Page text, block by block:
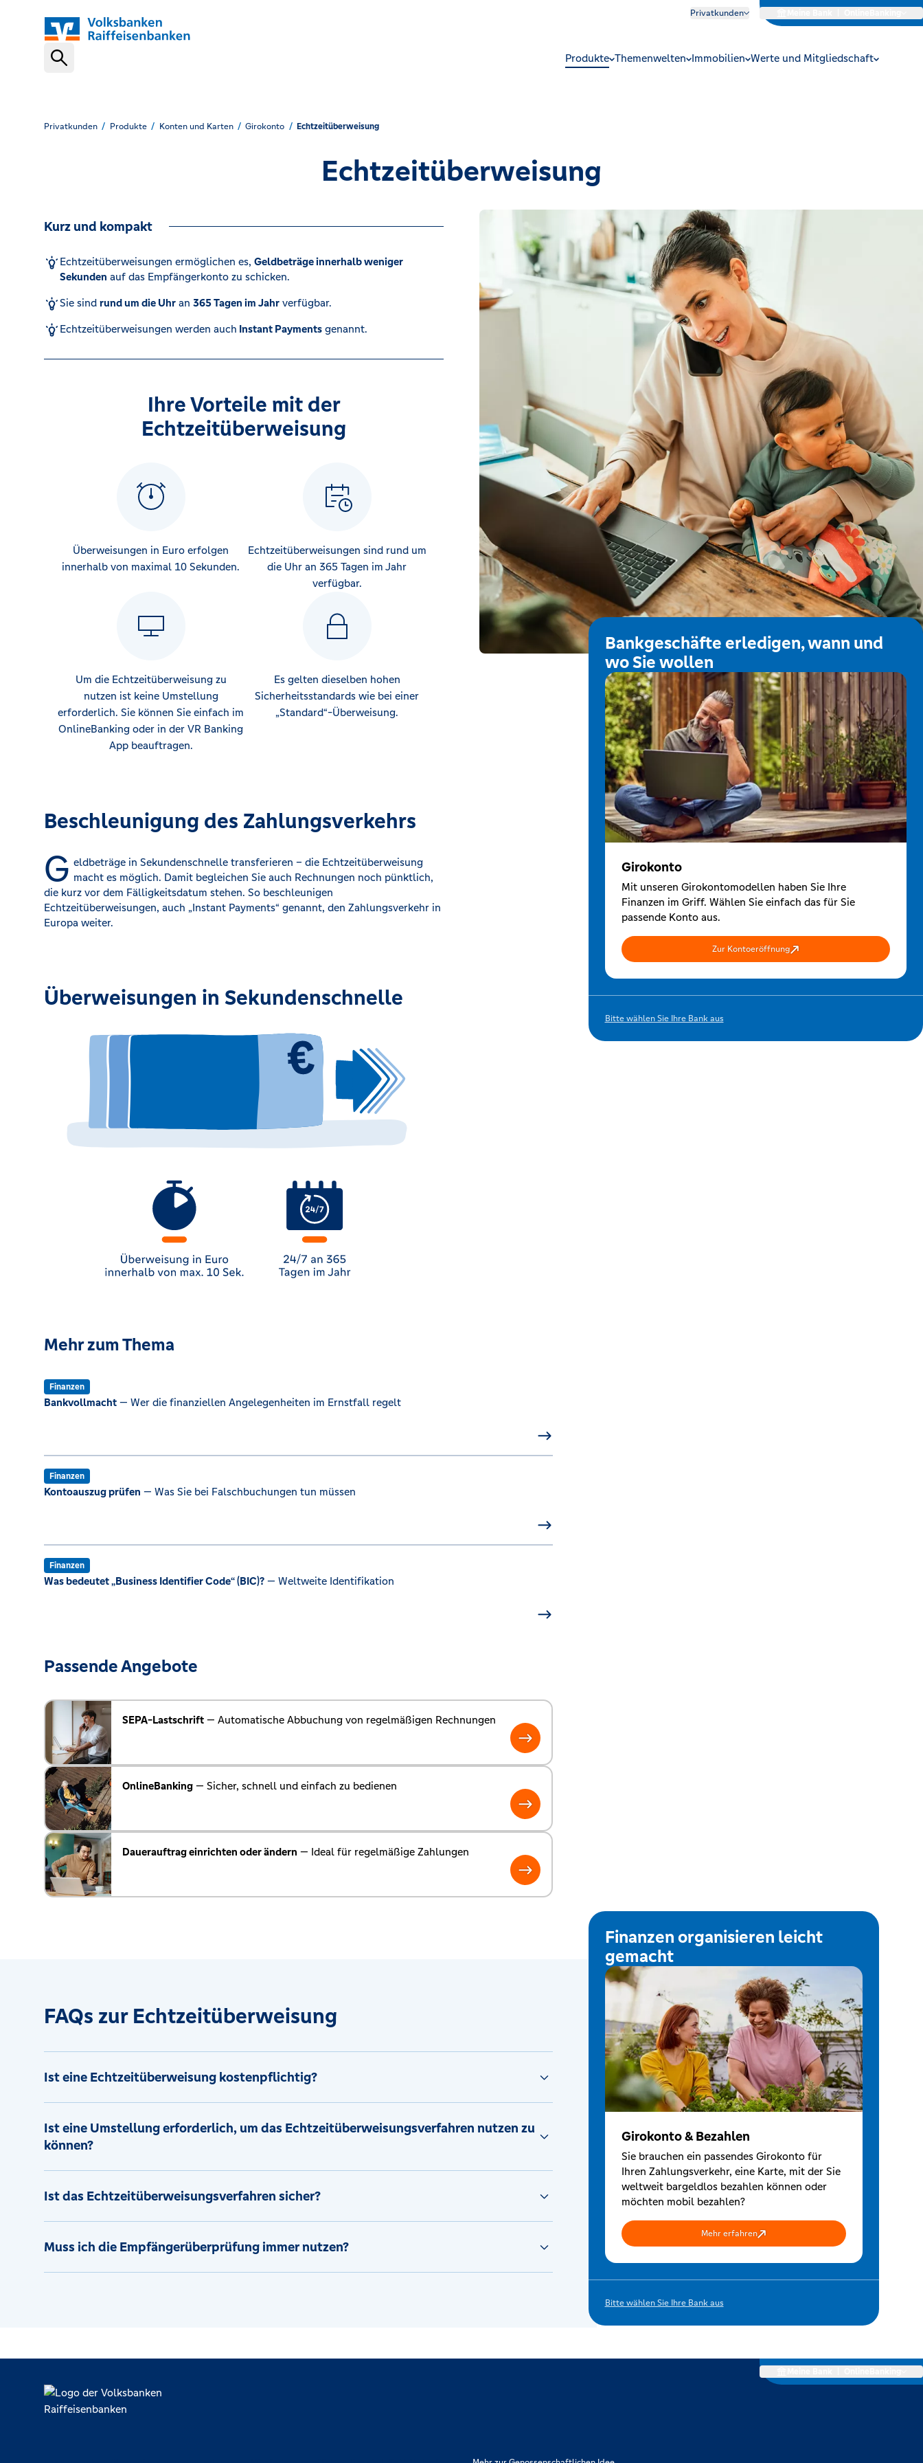
Privatkunden
VR Banking App
Karte sperren (116 116)
Produkte Themenwelten Immobilien Werte und Mitgliedschaft
Privatkunden Produkte Konten und Karten Girokonto Echtzeitüberweisung
Echtzeitüberweisung
Kurz und kompakt
Echtzeitüberweisungen ermöglichen es,Geldbeträge innerhalb weniger
Sekunden auf das Empfängerkonto zu schicken.
Sie sindrund um die Uhr an365 Tagen im Jahr verfügbar.
Echtzeitüberweisungen werden auch Instant Payments genannt.
Bankgeschäfte erledigen, wann und
wo Sie wollen
Girokonto
Mit unseren Girokontomodellen haben Sie Ihre
Finanzen im Griff. Wählen Sie einfach das für Sie
passende Konto aus.
Zur Kontoeröffnung
Bitte wählen Sie Ihre Bank aus
Ihre Vorteile mit der
Echtzeitüberweisung
Überweisungen in Euro erfolgen
innerhalb von maximal 10 Sekunden.
Echtzeitüberweisungen sind rund um
die Uhr an 365 Tagen im Jahr
verfügbar.
Um die Echtzeitüberweisung zu
nutzen ist keine Umstellung
erforderlich. Sie können Sie einfach im
OnlineBanking oder in der VR Banking
App beauftragen.
Es gelten dieselben hohen
Sicherheitsstandards wie bei einer
„Standard“-Überweisung.
Beschleunigung des Zahlungsverkehrs
G eldbeträge in Sekundenschnelle transferieren – die Echtzeitüberweisung
macht es möglich. Damit begleichen Sie auch Rechnungen noch pünktlich,
die kurz vor dem Fälligkeitsdatum stehen. So beschleunigen
Echtzeitüberweisungen, auch „Instant Payments“ genannt, den Zahlungsverkehr in
Europa weiter.
Überweisungen in Sekundenschnelle
Mehr zum Thema
Finanzen
Bankvollmacht — Wer die finanziellen Angelegenheiten im Ernstfall regelt
Finanzen
Kontoauszug prüfen — Was Sie bei Falschbuchungen tun müssen
Finanzen
Was bedeutet „Business Identifier Code“ (BIC)? — Weltweite Identifikation
Passende Angebote
SEPA-Lastschrift — Automatische Abbuchung von regelmäßigen Rechnungen
OnlineBanking — Sicher, schnell und einfach zu bedienen
Dauerauftrag einrichten oder ändern — Ideal für regelmäßige Zahlungen
FAQs zur Echtzeitüberweisung
Ist eine Echtzeitüberweisung kostenpflichtig?
Ist eine Umstellung erforderlich, um das Echtzeitüberweisungsverfahren nutzen zu
können?
Ist das Echtzeitüberweisungsverfahren sicher?
Muss ich die Empfängerüberprüfung immer nutzen?
Finanzen organisieren leicht
gemacht
Girokonto & Bezahlen
Sie brauchen ein passendes Girokonto für
Ihren Zahlungsverkehr, eine Karte, mit der Sie
weltweit bargeldlos bezahlen können oder
möchten mobil bezahlen?
Mehr erfahren
Bitte wählen Sie Ihre Bank aus